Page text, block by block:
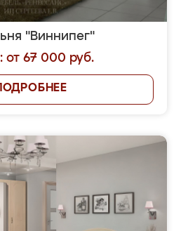
"Виннипег"
от 67 000 руб.